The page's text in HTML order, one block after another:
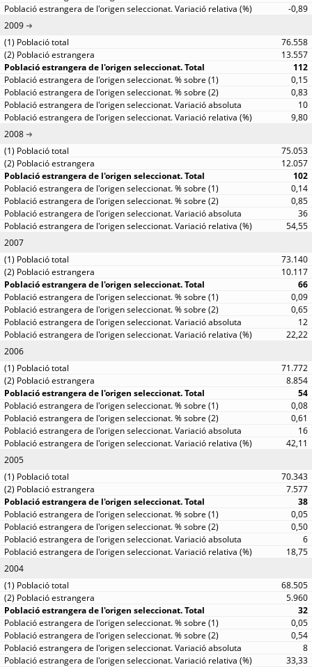
-0,89
2009
76.558
13.557
112
0,15
0,83
10
9,80
2008
75.053
12.057
102
0,14
0,85
36
54,55
2007
73.140
10.117
66
0,09
0,65
12
22,22
2006
71.772
8.854
54
0,08
0,61
16
42,11
2005
70.343
7.577
38
0,05
0,50
6
18,75
2004
68.505
5.960
32
0,05
0,54
8
33,33